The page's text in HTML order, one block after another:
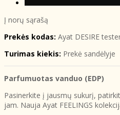
Į norų sąrašą
Prekės kodas: Ayat DESIRE
Turimas kiekis: Prekė sandėlyje
Parfumuotas vanduo (EDP)
Pasinerkite į jausmų sukurį,
jam. Nauja Ayat FEELINGS